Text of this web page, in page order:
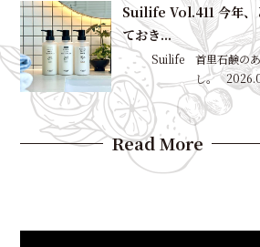
Suilife Vol.411 今年、
ておき...
Suilife 首里石鹸の
し。
Read More